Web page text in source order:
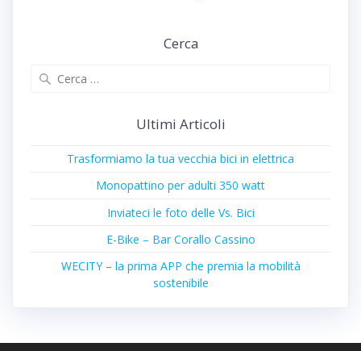
Cerca
Ultimi Articoli
Trasformiamo la tua vecchia bici in elettrica
Monopattino per adulti 350 watt
Inviateci le foto delle Vs. Bici
E-Bike – Bar Corallo Cassino
WECITY – la prima APP che premia la mobilità
sostenibile